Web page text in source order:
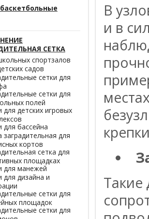
СЕТКА
спортзалов
садов
сетки для
сетки для
полей
для детских игровых
для бассейна
заградительная для
кортов
сетка для
площадках
для манежей
для дизайна и
сетки для
площадок
сетки для
В
и в